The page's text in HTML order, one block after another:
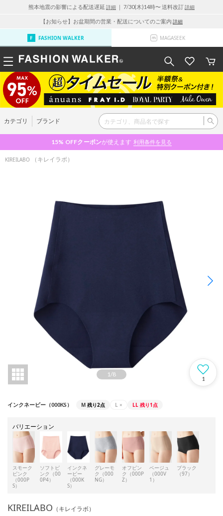
熊本地震の影響による配送遅延 詳細 ｜ 7/30(木)14時〜 送料改訂詳細
【お知らせ】お盆期間の営業・配送についてのご案内 詳細
FASHION WALKER MAGASEEK
カテゴリ ブランド
15% OFFクーポンが使えます 利用条件を見る
KIREILABO （キレイラボ）
1 /8
1
インクネービー（000KS） M 残り2点 L × LL 残り1点
バリエーション
スモーク
ピンク
（000P
S）
ソフトピ
ンク（00
0P4）
インクネ
ービー
（000K
S）
グレーモ
ク（000
NG）
オフピン
ク（000P
Z）
ベージュ
（000V
1）
ブラック
（97）
KIREILABO （キレイラボ）